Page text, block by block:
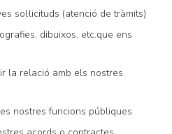
sol·licituds (atenció de tràmits)
dibuixos, etc.que ens
la relació amb els nostres
nostres funcions públiques